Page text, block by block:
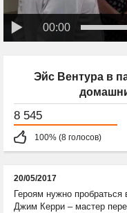
00:00
Эйс Вентура в
8 545
100% (8 голосов)
20/05/2017
Героям нужно
Джим Керри – мастер